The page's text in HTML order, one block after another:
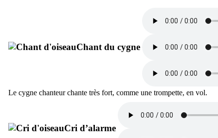
Chant du cygne
Le cygne chanteur chante très fort, comme une trompette, en vol.
Cri d’alarme